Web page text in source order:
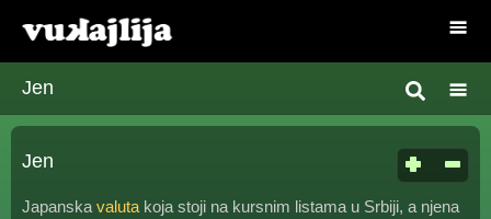
Jen
Jen
Japanska valuta koja stoji na kursnim listama u Srbiji, a njena